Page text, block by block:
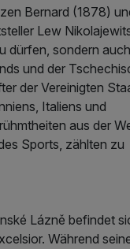
Bernard (1878)
Lew
dürfen, sondern
und der
der Vereinigten
Italiens und
aus der
Sports, zählten zu
Lázně befindet
Während